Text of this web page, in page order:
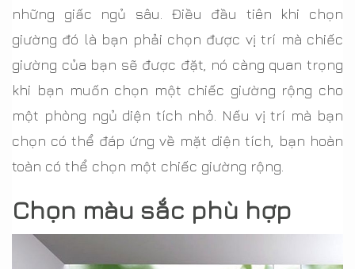
những giấc ngủ sâu. Điều đầu tiên khi chọn
giường đó là bạn phải chọn được vị trí mà chiếc
giường của bạn sẽ được đặt, nó càng quan trọng
khi bạn muốn chọn một chiếc giường rộng cho
một phòng ngủ diện tích nhỏ. Nếu vị trí mà bạn
chọn có thể đáp ứng về mặt diện tích, bạn hoàn
toàn có thể chọn một chiếc giường rộng.
Chọn màu sắc phù hợp